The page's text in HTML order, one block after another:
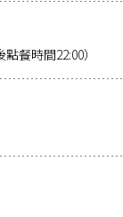
餐時間22:00）